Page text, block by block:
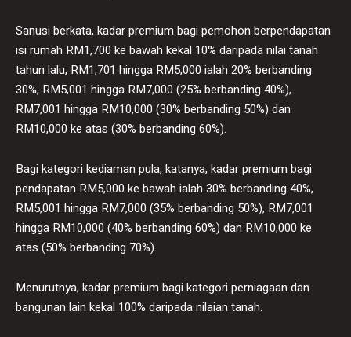
Sanusi berkata, kadar premium bagi pemohon berpendapatan
isi rumah RM1,700 ke bawah kekal 10% daripada nilai tanah
tahun lalu, RM1,701 hingga RM5,000 ialah 20% berbanding
30%, RM5,001 hingga RM7,000 (25% berbanding 40%),
RM7,001 hingga RM10,000 (30% berbanding 50%) dan
RM10,000 ke atas (30% berbanding 60%).
Bagi kategori kediaman pula, katanya, kadar premium bagi
pendapatan RM5,000 ke bawah ialah 30% berbanding 40%,
RM5,001 hingga RM7,000 (35% berbanding 50%), RM7,001
hingga RM10,000 (40% berbanding 60%) dan RM10,000 ke
atas (50% berbanding 70%).
Menurutnya, kadar premium bagi kategori perniagaan dan
bangunan lain kekal 100% daripada nilaian tanah.